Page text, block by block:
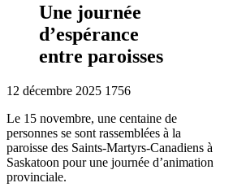
Une journée
d’espérance
entre paroisses
12 décembre 2025 1756
Le 15 novembre, une centaine de
personnes se sont rassemblées à la
paroisse des Saints-Martyrs-Canadiens à
Saskatoon pour une journée d’animation
provinciale.